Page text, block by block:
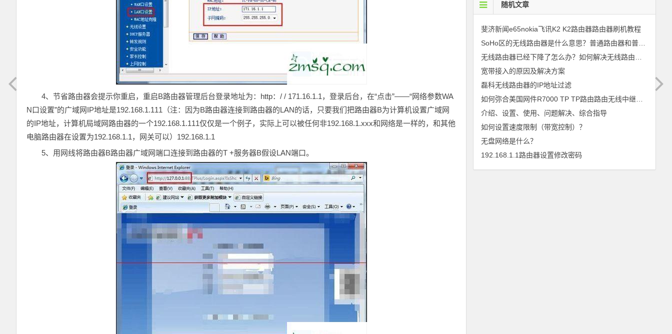
4、节省路由器会提示你重启，重启B路由器管理后台登录地址为：http：/ / 171.16.1.1，登录后台，在“点击”——“网络参数WA
N口设置”的广域网IP地址是192.168.1.111（注：因为B路由器连接到路由器的LAN的话，只要我们把路由器B为计算机设置广域网
的IP地址，计算机局域网路由器的一个192.168.1.111仅仅是一个例子，实际上可以被任何非192.168.1.xxx和网络是一样的，和其他
电脑路由器在设置为192.168.1.1，网关可以）192.168.1.1
5、用网线将路由器B路由器广域网端口连接到路由器的T +服务器B假设LAN端口。
随机文章
斐济新闻e65nokia飞讯K2 K2路由器路由器刷机教程
SoHo区的无线路由器是什么意思？普通路由器和普通路由器的区别是什么？
宽带接入的原因及解决方案
磊科无线路由器的IP地址过滤
如何弥合美国网件R7000 TP TP路由路由无线中继方法
介绍、设置、使用、问题解决、综合指导
如何设置速度限制（带宽控制）？
无盘网络是什么？
192.168.1.1路由器设置修改密码